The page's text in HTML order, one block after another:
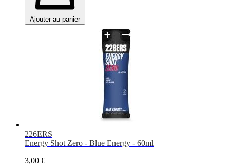
Ajouter au panier
226ERS
Energy Shot Zero - Blue Energy - 60ml
3,00 €